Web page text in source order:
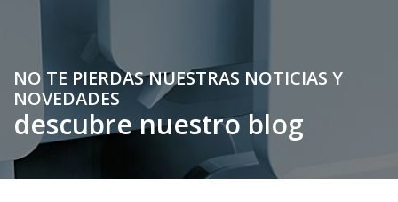
NO TE PIERDAS NUESTRAS NOTICIAS Y
NOVEDADES
descubre nuestro blog